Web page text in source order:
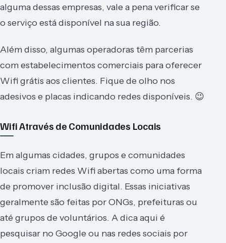
alguma dessas empresas, vale a pena verificar se
o serviço está disponível na sua região.
Além disso, algumas operadoras têm parcerias
com estabelecimentos comerciais para oferecer
Wifi grátis aos clientes. Fique de olho nos
adesivos e placas indicando redes disponíveis. 😉
Wifi Através de Comunidades Locais
Em algumas cidades, grupos e comunidades
locais criam redes Wifi abertas como uma forma
de promover inclusão digital. Essas iniciativas
geralmente são feitas por ONGs, prefeituras ou
até grupos de voluntários. A dica aqui é
pesquisar no Google ou nas redes sociais por